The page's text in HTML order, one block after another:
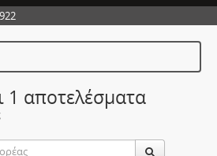
1 αποτελέσματα